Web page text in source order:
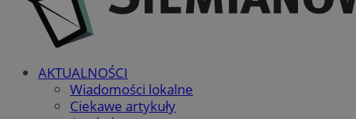
AKTUALNOŚCI
Wiadomości lokalne
Ciekawe artykuły